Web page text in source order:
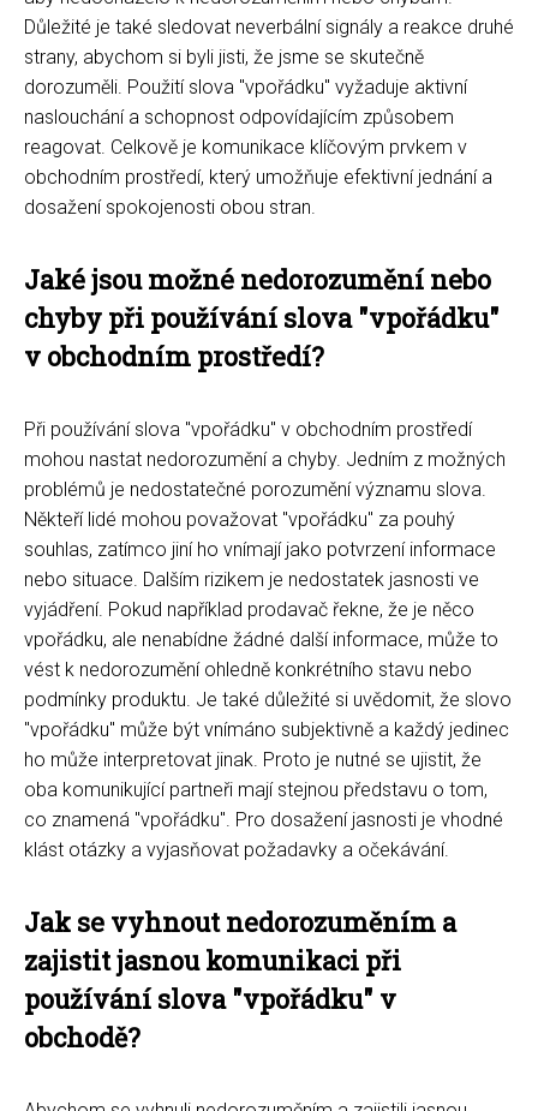
Důležité je také sledovat neverbální signály a reakce druhé
strany, abychom si byli jisti, že jsme se skutečně
dorozuměli. Použití slova "vpořádku" vyžaduje aktivní
naslouchání a schopnost odpovídajícím způsobem
reagovat. Celkově je komunikace klíčovým prvkem v
obchodním prostředí, který umožňuje efektivní jednání a
dosažení spokojenosti obou stran.
Jaké jsou možné nedorozumění nebo
chyby při používání slova "vpořádku"
v obchodním prostředí?
Při používání slova "vpořádku" v obchodním prostředí
mohou nastat nedorozumění a chyby. Jedním z možných
problémů je nedostatečné porozumění významu slova.
Někteří lidé mohou považovat "vpořádku" za pouhý
souhlas, zatímco jiní ho vnímají jako potvrzení informace
nebo situace. Dalším rizikem je nedostatek jasnosti ve
vyjádření. Pokud například prodavač řekne, že je něco
vpořádku, ale nenabídne žádné další informace, může to
vést k nedorozumění ohledně konkrétního stavu nebo
podmínky produktu. Je také důležité si uvědomit, že slovo
"vpořádku" může být vnímáno subjektivně a každý jedinec
ho může interpretovat jinak. Proto je nutné se ujistit, že
oba komunikující partneři mají stejnou představu o tom,
co znamená "vpořádku". Pro dosažení jasnosti je vhodné
klást otázky a vyjasňovat požadavky a očekávání.
Jak se vyhnout nedorozuměním a
zajistit jasnou komunikaci při
používání slova "vpořádku" v
obchodě?